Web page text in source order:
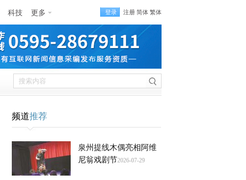
科技 更多 登录 注册 简体 繁体
频道推荐
泉州提线木偶亮相阿维
尼翁戏剧节2026-07-29